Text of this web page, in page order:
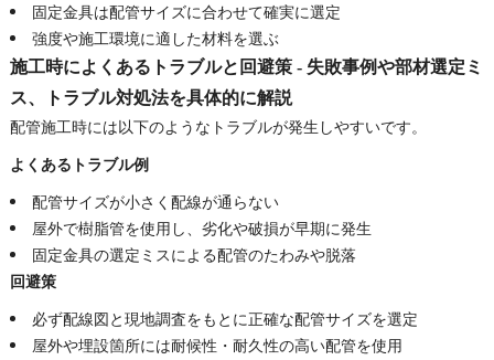
固定金具は配管サイズに合わせて確実に選定
強度や施工環境に適した材料を選ぶ
施工時によくあるトラブルと回避策 - 失敗事例や部材選定ミ
ス、トラブル対処法を具体的に解説
配管施工時には以下のようなトラブルが発生しやすいです。
よくあるトラブル例
配管サイズが小さく配線が通らない
屋外で樹脂管を使用し、劣化や破損が早期に発生
固定金具の選定ミスによる配管のたわみや脱落
回避策
必ず配線図と現地調査をもとに正確な配管サイズを選定
屋外や埋設箇所には耐候性・耐久性の高い配管を使用